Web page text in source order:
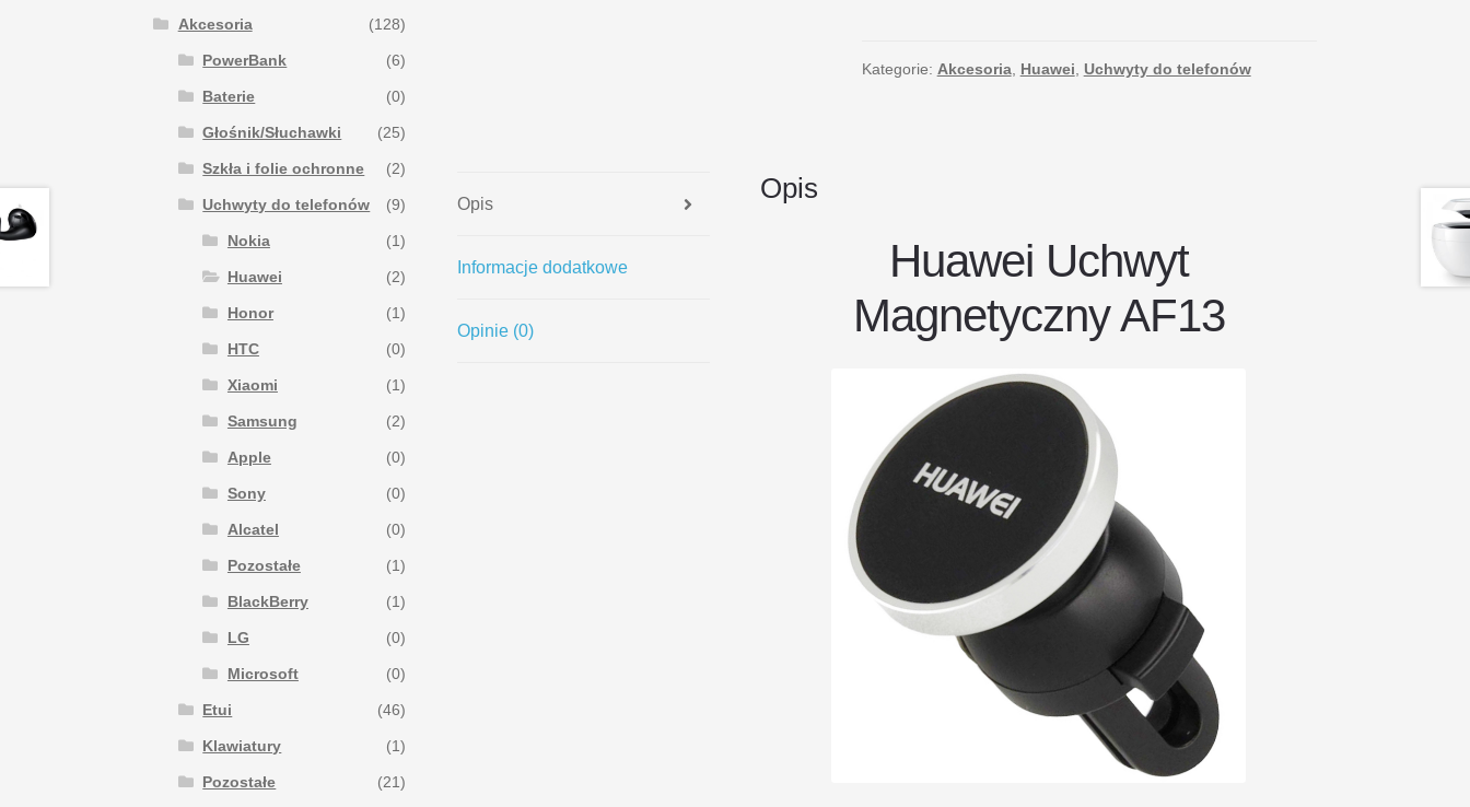
AF13
Kategorie: Akcesoria, Huawei Uchwyty do telefonów
Opis
Informacje dodatkowe
Opinie (0)
Opis
Huawei Uchwyt
Magnetyczny AF13
Akcesoria (128)
PowerBank (6)
Baterie (0)
Głośnik/Słuchawki (25)
Szkła i folie ochronne (2)
Uchwyty do telefonów (9)
Nokia (1)
Huawei (2)
Honor (1)
HTC (0)
Xiaomi (1)
Samsung (2)
Apple (0)
Sony (0)
Alcatel (0)
Pozostałe (1)
BlackBerry (1)
LG (0)
Microsoft (0)
Etui (46)
Klawiatury (1)
Pozostałe (21)